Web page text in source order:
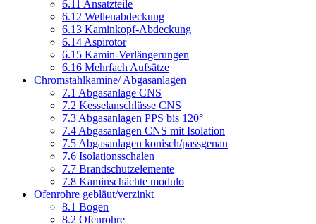
6.11 Ansatzteile
6.12 Wellenabdeckung
6.13 Kaminkopf-Abdeckung
6.14 Aspirotor
6.15 Kamin-Verlängerungen
6.16 Mehrfach Aufsätze
Chromstahlkamine/ Abgasanlagen
7.1 Abgasanlage CNS
7.2 Kesselanschlüsse CNS
7.3 Abgasanlagen PPS bis 120°
7.4 Abgasanlagen CNS mit Isolation
7.5 Abgasanlagen konisch/passgenau
7.6 Isolationsschalen
7.7 Brandschutzelemente
7.8 Kaminschächte modulo
Ofenrohre gebläut/verzinkt
8.1 Bogen
8.2 Ofenrohre